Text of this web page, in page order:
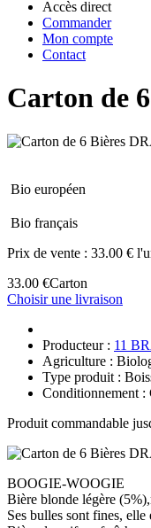
Accès direct
Commander
Mon compte
Contact
Carton de
Bio européen
Bio français
Prix de vente : 33.00 €
33.00 €Carton
Choisir une livraison
Producteur : 11
Agriculture :
Type produit :
Conditionnement :
Produit commandable
BOOGIE-WOOGIE
Bière blonde légère
Ses bulles sont fines, elle